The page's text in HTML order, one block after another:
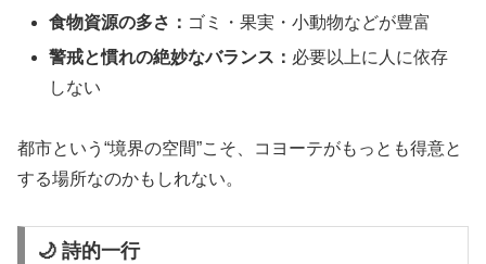
食物資源の多さ： ゴミ・果実・小動物などが豊富
警戒と慣れの絶妙なバランス： 必要以上に人に依存
しない
都市という“境界の空間”こそ、コヨーテがもっとも得意と
する場所なのかもしれない。
🌙 詩的一行